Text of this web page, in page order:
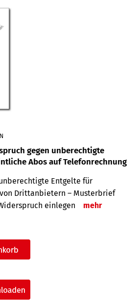
gegen unberechtigte
Abos auf Telefonrechnung
Entgelte für
Drittanbietern – Musterbrief
einlegen
mehr